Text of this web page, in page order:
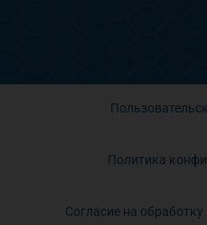
Политика
Согласие на